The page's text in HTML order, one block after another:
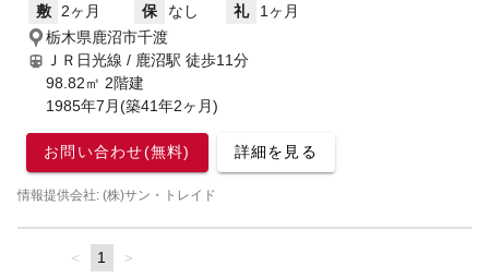
敷 2ヶ月 保 なし 礼
1ヶ月
栃木県鹿沼市千渡
ＪＲ日光線 / 鹿沼駅 徒歩11分
98.82㎡ 2階建
1985年7月(築41年2ヶ月)
お問い合わせ(無料) 詳細を見る
情報提供会社: (株)サン・トレイド
page
You're
1 page